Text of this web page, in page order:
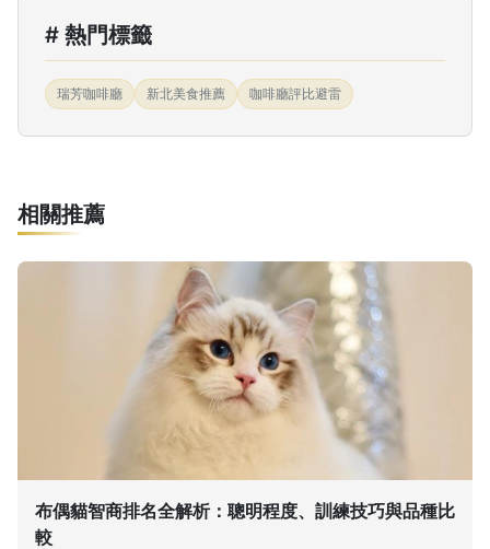
# 熱門標籤
瑞芳咖啡廳 新北美食推薦 咖啡廳評比避雷
相關推薦
布偶貓智商排名全解析：聰明程度、訓練技巧與品種比
較